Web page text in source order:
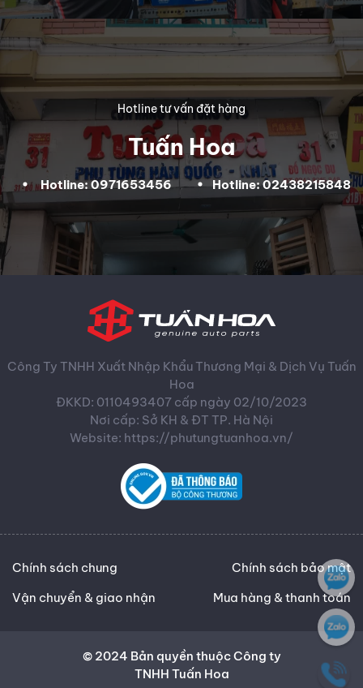
Hotline tư vấn đặt hàng
Tuấn Hoa
Hotline: 0971653456 Hotline: 02438215848
Công Ty TNHH Xuất Nhập Khẩu Thương Mại & Dịch Vụ Tuấn
Hoa
ĐKKD: 0110493407 cấp ngày 02/10/2023
Nơi cấp: Sở KH & ĐT TP. Hà Nội
Website: https://phutungtuanhoa.vn/
Chính sách chung
Chính sách bảo mật
Vận chuyển & giao nhận
Mua hàng & thanh toán
© 2024 Bản quyền thuộc Công ty
TNHH Tuấn Hoa